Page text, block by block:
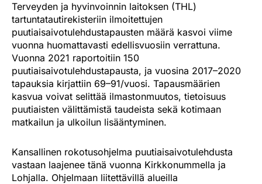
Terveyden ja hyvinvoinnin laitoksen (THL)
tartuntatautirekisteriin ilmoitettujen
puutiaisaivotulehdustapausten määrä kasvoi viime
vuonna huomattavasti edellisvuosiin verrattuna.
Vuonna 2021 raportoitiin 150
puutiaisaivotulehdustapausta, ja vuosina 2017–2020
tapauksia kirjattiin 69–91/vuosi. Tapausmäärien
kasvua voivat selittää ilmastonmuutos, tietoisuus
puutiaisten välittämistä taudeista sekä kotimaan
matkailun ja ulkoilun lisääntyminen.
Kansallinen rokotusohjelma puutiaisaivotulehdusta
vastaan laajenee tänä vuonna Kirkkonummella ja
Lohjalla. Ohjelmaan liitettävillä alueilla